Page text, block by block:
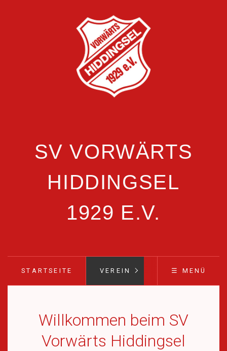
SV VORWÄRTS
HIDDINGSEL
1929 E.V.
STARTSEITE VEREIN ☰ MENÜ
Willkommen beim SV
Vorwärts Hiddingsel